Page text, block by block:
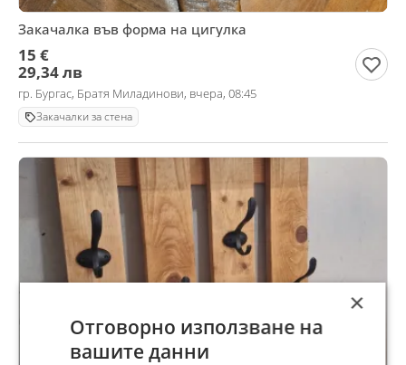
Закачалка във форма на цигулка
15 €
29,34 лв
гр. Бургас, Братя Миладинови, вчера, 08:45
Закачалки за стена
×
Отговорно използване на
вашите данни